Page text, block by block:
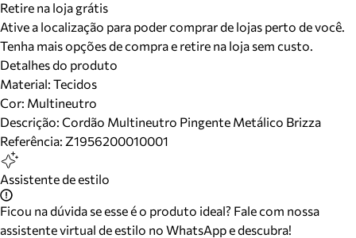
Retire na loja grátis
Ative a localização para poder comprar de lojas perto de você.
Tenha mais opções de compra e retire na loja sem custo.
Detalhes do produto
Material: Tecidos
Cor: Multineutro
Descrição: Cordão Multineutro Pingente Metálico Brizza
Referência: Z1956200010001
Assistente de estilo
Ficou na dúvida se esse é o produto ideal? Fale com nossa
assistente virtual de estilo no WhatsApp e descubra!